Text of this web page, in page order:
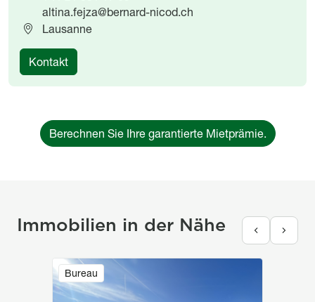
altina.fejza@bernard-nicod.ch
Lausanne
Kontakt
Berechnen Sie Ihre garantierte Mietprämie.
Immobilien in der Nähe
Bureau
Image